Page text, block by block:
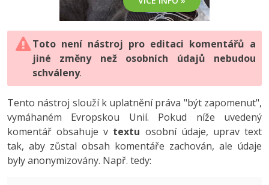
HTML5, CSS3, Bootstrap, SEO
SQL a databáze
Testování a verzování
UML a návrhové vzory
React
Spring
PHP
JavaScript
Python
HTML / CSS
UML a návrhové vzory
MySQL/MariaDB
Vývojář mobilních aplikací
C# Game developer
Tester
Systémový administrátor
Python -80%
JavaScript -80%
PHP -80%
Swift -80%
Kotlin -80%
Digitální gramotnost
Marketing
WordPress
SEO
UX
Business
Photoshop -80%
Adobe Illustrator -80%
Adobe Lightroom
Adobe XD
Adobe InDesign -25%
Adobe After Effects
Toto není nástroj pro editaci komentářů a
jiné změny než osobních údajů nebudou
schváleny.
Tento nástroj slouží k uplatnění práva "být zapomenut",
vymáhaném Evropskou Unií. Pokud níže uvedený
komentář obsahuje v textu osobní údaje, uprav text
tak, aby zůstal obsah komentáře zachován, ale údaje
byly anonymizovány. Např. tedy: